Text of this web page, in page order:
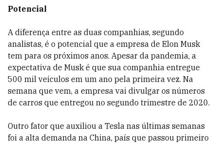
Potencial
A diferença entre as duas companhias, segundo
analistas, é o potencial que a empresa de Elon Musk
tem para os próximos anos. Apesar da pandemia, a
expectativa de Musk é que sua companhia entregue
500 mil veículos em um ano pela primeira vez. Na
semana que vem, a empresa vai divulgar os números
de carros que entregou no segundo trimestre de 2020.
Outro fator que auxiliou a Tesla nas últimas semanas
foi a alta demanda na China, país que passou primeiro